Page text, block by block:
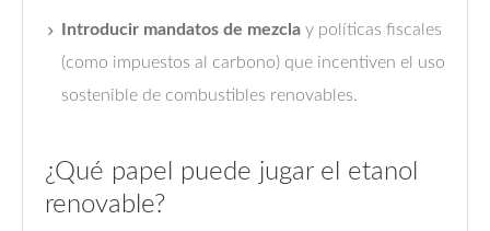
Introducir mandatos de mezcla y políticas fiscales
(como impuestos al carbono) que incentiven el uso
sostenible de combustibles renovables.
¿Qué papel puede jugar el etanol
renovable?